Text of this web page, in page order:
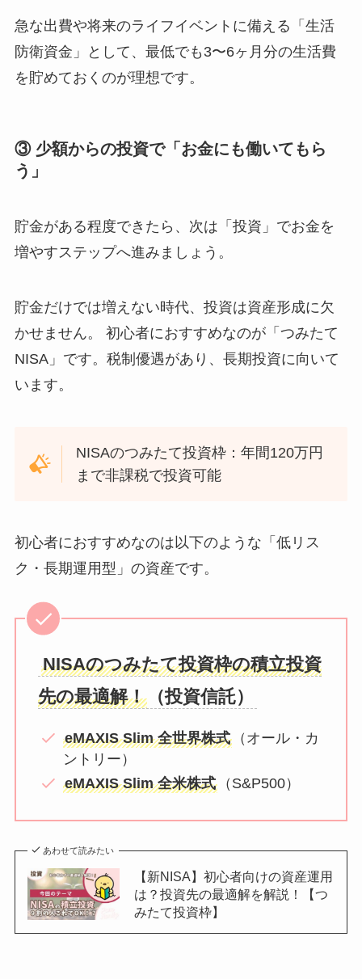
急な出費や将来のライフイベントに備える「生活
防衛資金」として、最低でも3〜6ヶ月分の生活費
を貯めておくのが理想です。
③ 少額からの投資で「お金にも働いてもら
う」
貯金がある程度できたら、次は「投資」でお金を
増やすステップへ進みましょう。
貯金だけでは増えない時代、投資は資産形成に欠
かせません。 初心者におすすめなのが「つみたて
NISA」です。税制優遇があり、長期投資に向いて
います。
NISAのつみたて投資枠：年間120万円
まで非課税で投資可能
初心者におすすめなのは以下のような「低リス
ク・長期運用型」の資産です。
NISAのつみたて投資枠の積立投資
先の最適解！（投資信託）
eMAXIS Slim 全世界株式 （オール・カ
ントリー）
eMAXIS Slim 全米株式 （S&P500）
あわせて読みたい
【新NISA】初心者向けの資産運用
は？投資先の最適解を解説！【つ
みたて投資枠】